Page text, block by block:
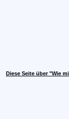
Diese Seite über "Wie